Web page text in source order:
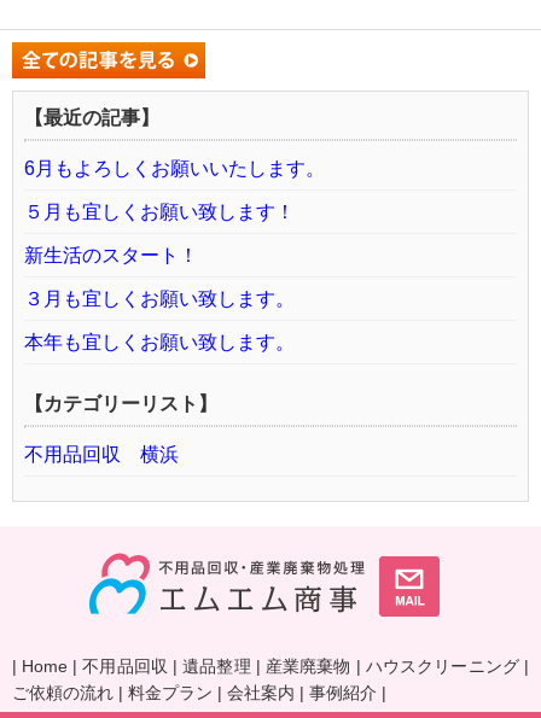
【最近の記事】
6月もよろしくお願いいたします。
５月も宜しくお願い致します！
新生活のスタート！
３月も宜しくお願い致します。
本年も宜しくお願い致します。
【カテゴリーリスト】
不用品回収 横浜
| Home |不用品回収 |遺品整理 | 産業廃棄物 | ハウスクリーニング|
ご依頼の流れ | 料金プラン | 会社案内 | 事例紹介 |